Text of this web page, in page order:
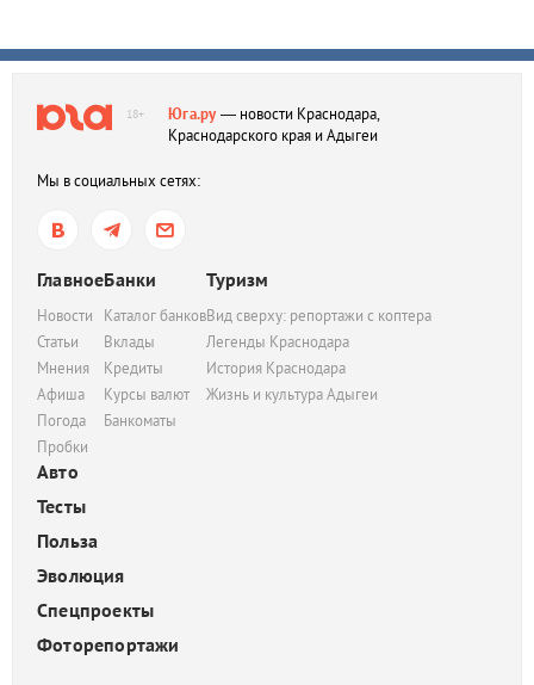
18+ Юга.ру— новости Краснодара,
Краснодарского края и Адыгеи
Мы в социальных сетях:
Главное
Новости
Статьи
Мнения
Афиша
Погода
Пробки
Банки
Каталог банков
Вклады
Кредиты
Курсы валют
Банкоматы
Туризм
Вид сверху: репортажи с коптера
Легенды Краснодара
История Краснодара
Жизнь и культура Адыгеи
Авто
Тесты
Польза
Эволюция
Спецпроекты
Фоторепортажи